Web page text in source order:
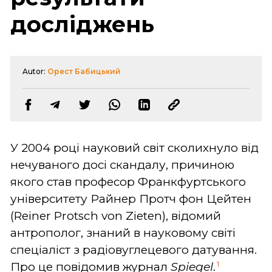
досліджень
Autor: Орест Бабицький
У 2004 році науковий світ сколихнуло від
нечуваного досі скандалу, причиною
якого став професор Франкфуртського
університету Райнер Протч фон Цейтен
(Reiner Protsch von Zieten), відомий
антрополог, знаний в науковому світі
спеціаліст з радіовуглецевого датування.
Про це повідомив журнал Spiegel. 1